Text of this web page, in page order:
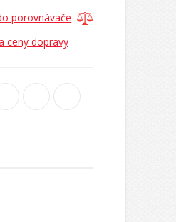
porovnávače
ceny dopravy